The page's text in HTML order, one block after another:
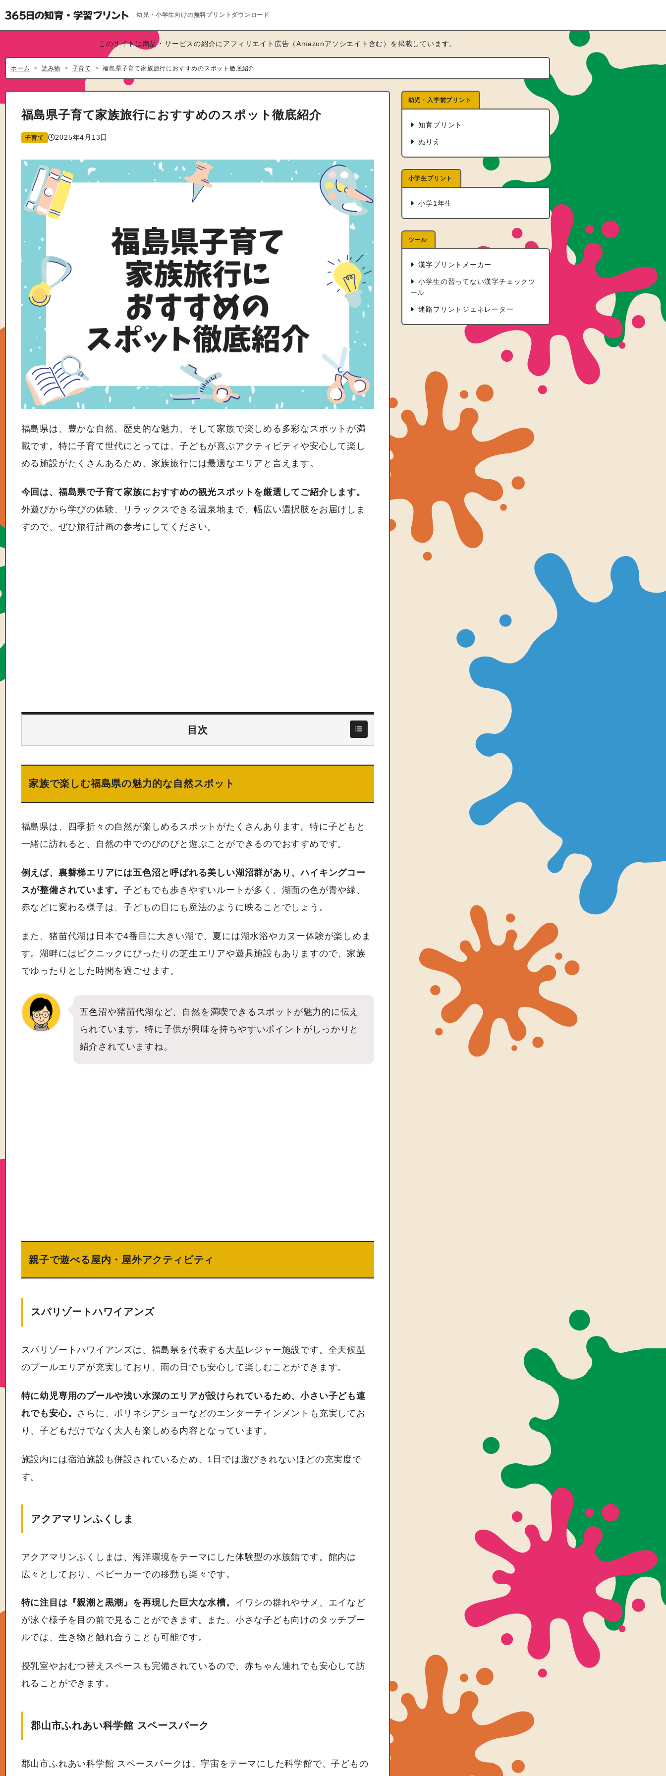
幼児・小学生向けの無料プリントダウンロード
このサイトは商品・サービスの紹介にアフィリエイト広告（Amazonアソシエイト含む）を掲載しています。
ホーム 読み物 子育て 福島県子育て家族旅行におすすめのスポット徹底紹介
福島県子育て家族旅行におすすめのスポット徹底紹介
子育て 2025年4月13日
福島県は、豊かな自然、歴史的な魅力、そして家族で楽しめる多彩なスポットが満
載です。特に子育て世代にとっては、子どもが喜ぶアクティビティや安心して楽し
める施設がたくさんあるため、家族旅行には最適なエリアと言えます。
今回は、福島県で子育て家族におすすめの観光スポットを厳選してご紹介します。
外遊びから学びの体験、リラックスできる温泉地まで、幅広い選択肢をお届けしま
すので、ぜひ旅行計画の参考にしてください。
目次
家族で楽しむ福島県の魅力的な自然スポット
福島県は、四季折々の自然が楽しめるスポットがたくさんあります。特に子どもと
一緒に訪れると、自然の中でのびのびと遊ぶことができるのでおすすめです。
例えば、裏磐梯エリアには五色沼と呼ばれる美しい湖沼群があり、ハイキングコー
スが整備されています。子どもでも歩きやすいルートが多く、湖面の色が青や緑、
赤などに変わる様子は、子どもの目にも魔法のように映ることでしょう。
また、猪苗代湖は日本で4番目に大きい湖で、夏には湖水浴やカヌー体験が楽しめま
す。湖畔にはピクニックにぴったりの芝生エリアや遊具施設もありますので、家族
でゆったりとした時間を過ごせます。
五色沼や猪苗代湖など、自然を満喫できるスポットが魅力的に伝え
られています。特に子供が興味を持ちやすいポイントがしっかりと
紹介されていますね。
親子で遊べる屋内・屋外アクティビティ
スパリゾートハワイアンズ
スパリゾートハワイアンズは、福島県を代表する大型レジャー施設です。全天候型
のプールエリアが充実しており、雨の日でも安心して楽しむことができます。
特に幼児専用のプールや浅い水深のエリアが設けられているため、小さい子ども連
れでも安心。 さらに、ポリネシアショーなどのエンターテインメントも充実してお
り、子どもだけでなく大人も楽しめる内容となっています。
施設内には宿泊施設も併設されているため、1日では遊びきれないほどの充実度で
す。
アクアマリンふくしま
アクアマリンふくしまは、海洋環境をテーマにした体験型の水族館です。館内は
広々としており、ベビーカーでの移動も楽々です。
特に注目は『親潮と黒潮』を再現した巨大な水槽。
イワシの群れやサメ、エイなど
が泳ぐ様子を目の前で見ることができます。また、小さな子ども向けのタッチプー
ルでは、生き物と触れ合うことも可能です。
授乳室やおむつ替えスペースも完備されているので、赤ちゃん連れでも安心して訪
れることができます。
郡山市ふれあい科学館 スペースパーク
郡山市ふれあい科学館 スペースパークは、宇宙をテーマにした科学館で、子どもの
幼児・入学前プリント
知育プリント
ぬりえ
小学生プリント
小学1年生
ツール
漢字プリントメーカー
小学生の習ってない漢字チェックツ
ール
迷路プリントジェネレーター